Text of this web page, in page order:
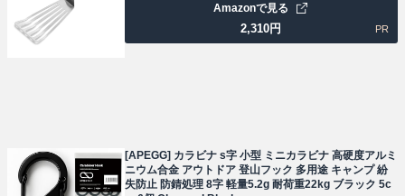
2,310円
Amazonで見る
PR
[APEGG] カラビナ s字 小型 ミニカラビナ 高硬度アルミ
ニウム合金 アウトドア 登山フック 多用途 キャンプ 紛
失防止 防錆処理 8字 軽量5.2g 耐荷重22kg ブラック 5c